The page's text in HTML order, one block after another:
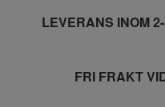
LEVERANS INOM
FRI FRAKT